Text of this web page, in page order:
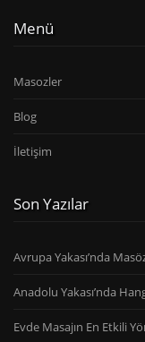
Menü
Masozler
Blog
İletişim
Son Yazılar
Avrupa Yakası’nda
Anadolu Yakası’nda
Evde Masajın En Etkili